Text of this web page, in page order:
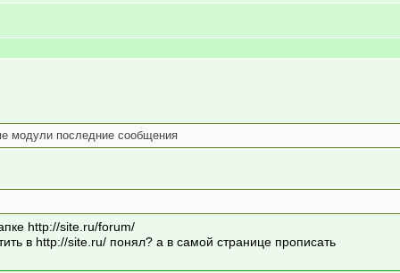
модули последние сообщения
http://site.ru/forum/
в http://site.ru/ понял? а в самой странице прописать